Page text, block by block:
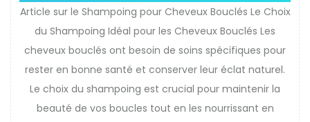
Article sur le Shampoing pour Cheveux Bouclés Le Choix
du Shampoing Idéal pour les Cheveux Bouclés Les
cheveux bouclés ont besoin de soins spécifiques pour
rester en bonne santé et conserver leur éclat naturel.
Le choix du shampoing est crucial pour maintenir la
beauté de vos boucles tout en les nourrissant en